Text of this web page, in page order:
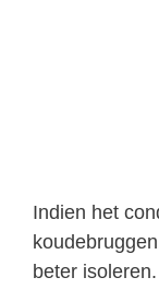
Indien het
beter